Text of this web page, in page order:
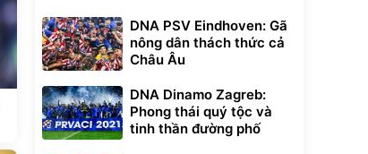
DNA PSV Eindhoven: Gã
nông dân thách thức cả
Châu Âu
DNA Dinamo Zagreb:
Phong thái quý tộc và
tinh thần đường phố